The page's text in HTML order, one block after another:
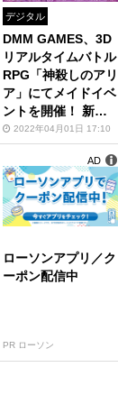
デジタル
DMM GAMES、3D
リアルタイムバトル
RPG「神殺しのアリ
ア」にてメイドイベ
ントを開催！ 新デ
ィアミス、クエスト
レイドも追加
2022年04月01日 17:10
ローソンアプリ／ク
ーポン配信中
PR ローソン
AD